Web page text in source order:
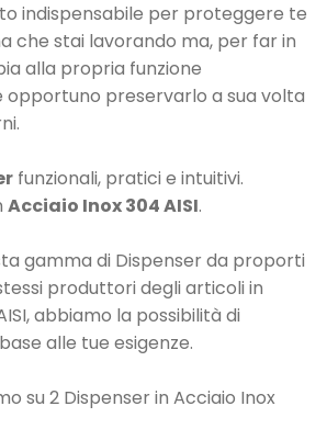
indispensabile per proteggere te
che stai lavorando ma, per far in
alla propria funzione
preservarlo a sua volta
funzionali, pratici e intuitivi.
Acciaio Inox 304 AISI.
gamma di Dispenser da proporti
produttori degli articoli in
abbiamo la possibilità di
alle tue esigenze.
su 2 Dispenser in Acciaio Inox